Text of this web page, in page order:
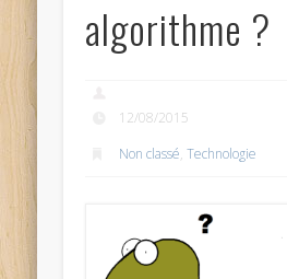
algorithme ?
12/08/2015
Non classé,Technologie